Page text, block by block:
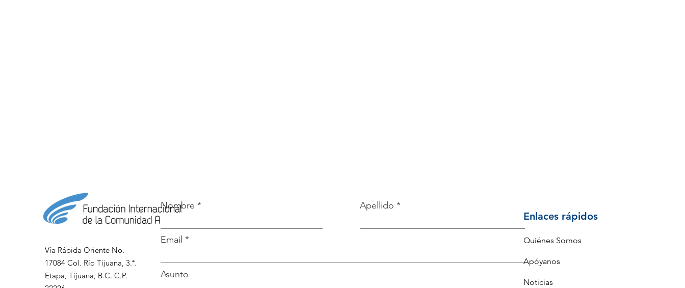
Vía Rápida Oriente No.
17084 Col. Río Tijuana, 3.ª.
Etapa, Tijuana, B.C. C.P.
Nombre Apellido
Email
Asunto
Enlaces rápidos
Quiénes Somos
Apóyanos
Noticias